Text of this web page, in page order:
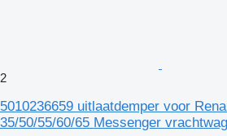
2
5010236659 uitlaatdemper voor
35/50/55/60/65 Messenger